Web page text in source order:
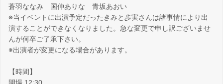
蒼羽ななみ 国仲ありな 青坂あおい
※当イベントに出演予定だったきみと歩実さんは諸事情により出
演することができなくなりました。急な変更で申し訳ございませ
んが何卒ご了承下さい。
※出演者が変更になる場合があります。
【時間】
開場 12:30